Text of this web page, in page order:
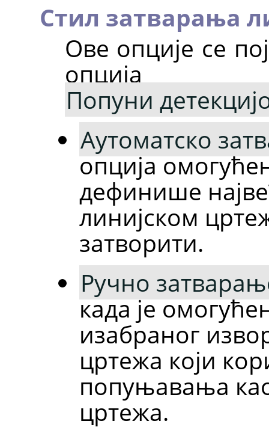
Стил затварања
Ове опције се
опција
Попуни
Аутоматско
опција
дефинише
линијском
затворити.
Ручно
када је
изабраног
цртежа који
попуњавања
цртежа.